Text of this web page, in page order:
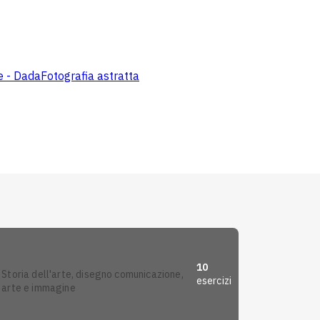
- DadaFotografia astratta
storia dell'arte, disegno comunicazione,
arte e immagine
10
esercizi